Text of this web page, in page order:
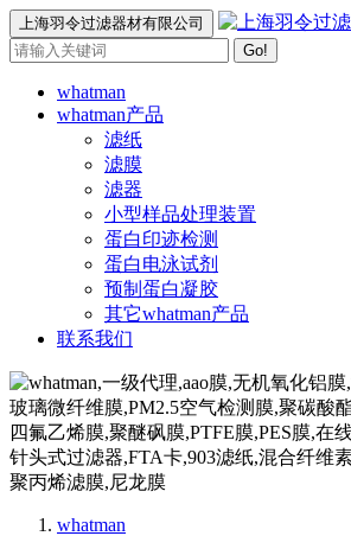
上海羽令过滤器材有限公司
Go!
whatman
whatman产品
滤纸
滤膜
滤器
小型样品处理装置
蛋白印迹检测
蛋白电泳试剂
预制蛋白凝胶
其它whatman产品
联系我们
whatman